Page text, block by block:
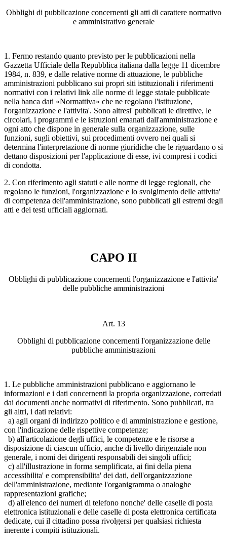
Obblighi di pubblicazione concernenti gli atti di carattere normativo
e amministrativo generale
1. Fermo restando quanto previsto per le pubblicazioni nella
Gazzetta Ufficiale della Repubblica italiana dalla legge 11 dicembre
1984, n. 839, e dalle relative norme di attuazione, le pubbliche
amministrazioni pubblicano sui propri siti istituzionali i riferimenti
normativi con i relativi link alle norme di legge statale pubblicate
nella banca dati «Normattiva» che ne regolano l'istituzione,
l'organizzazione e l'attivita'. Sono altresi' pubblicati le direttive, le
circolari, i programmi e le istruzioni emanati dall'amministrazione e
ogni atto che dispone in generale sulla organizzazione, sulle
funzioni, sugli obiettivi, sui procedimenti ovvero nei quali si
determina l'interpretazione di norme giuridiche che le riguardano o si
dettano disposizioni per l'applicazione di esse, ivi compresi i codici
di condotta.
2. Con riferimento agli statuti e alle norme di legge regionali, che
regolano le funzioni, l'organizzazione e lo svolgimento delle attivita'
di competenza dell'amministrazione, sono pubblicati gli estremi degli
atti e dei testi ufficiali aggiornati.
CAPO II
Obblighi di pubblicazione concernenti l'organizzazione e l'attivita'
delle pubbliche amministrazioni
Art. 13
Obblighi di pubblicazione concernenti l'organizzazione delle
pubbliche amministrazioni
1. Le pubbliche amministrazioni pubblicano e aggiornano le
informazioni e i dati concernenti la propria organizzazione, corredati
dai documenti anche normativi di riferimento. Sono pubblicati, tra
gli altri, i dati relativi:
a) agli organi di indirizzo politico e di amministrazione e gestione,
con l'indicazione delle rispettive competenze;
b) all'articolazione degli uffici, le competenze e le risorse a
disposizione di ciascun ufficio, anche di livello dirigenziale non
generale, i nomi dei dirigenti responsabili dei singoli uffici;
c) all'illustrazione in forma semplificata, ai fini della piena
accessibilita' e comprensibilita' dei dati, dell'organizzazione
dell'amministrazione, mediante l'organigramma o analoghe
rappresentazioni grafiche;
d) all'elenco dei numeri di telefono nonche' delle caselle di posta
elettronica istituzionali e delle caselle di posta elettronica certificata
dedicate, cui il cittadino possa rivolgersi per qualsiasi richiesta
inerente i compiti istituzionali.